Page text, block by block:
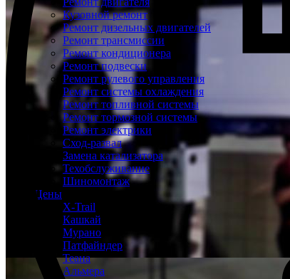
Кузовной ремонт
Ремонт дизельных двигателей
Ремонт трансмиссии
Ремонт кондиционера
Ремонт подвески
Ремонт рулевого управления
Ремонт системы охлаждения
Ремонт топливной системы
Ремонт тормозной системы
Ремонт электрики
Сход-развал
Замена катализатора
Техобслуживание
Шиномонтаж
Цены
X-Trail
Кашкай
Мурано
Патфайндер
Теана
Альмера